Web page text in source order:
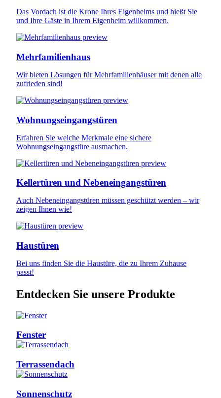
Das Vordach ist die Krone Ihres Eigenheims und hießt Sie
und Ihre Gäste in Ihrem Eigenheim willkommen.
Mehrfamilienhaus
Wir bieten Lösungen für Mehrfamilienhäuser mit denen alle
zufrieden sind!
Wohnungseingangstüren
Erfahren Sie welche Merkmale eine sichere
Wohnungseingangstüre ausmachen.
Kellertüren und Nebeneingangstüren
Auch Nebeneingangstüren müssen geschützt werden – wir
zeigen Ihnen wie!
Haustüren
Bei uns finden Sie die Haustüre, die zu Ihrem Zuhause
passt!
Entdecken Sie unsere Produkte
Fenster
Terrassendach
Sonnenschutz